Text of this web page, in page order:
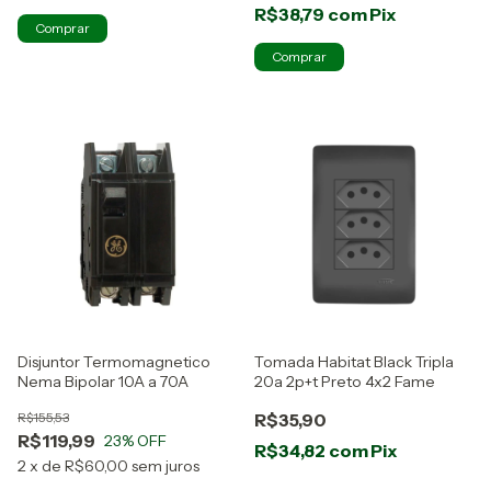
R$38,79 comPix
Disjuntor Termomagnetico
Nema Bipolar 10A a 70A
R$119,99
R$155,53
23% OFF
2x de R$60,00 sem juros
Tomada Habitat Black Tripla
20a 2p+t Preto 4x2 Fame
R$35,90
R$34,82 comPix